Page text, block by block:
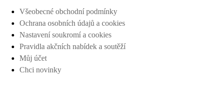
Všeobecné obchodní podmínky
Ochrana osobních údajů a cookies
Nastavení soukromí a cookies
Pravidla akčních nabídek a soutěží
Můj účet
Chci novinky